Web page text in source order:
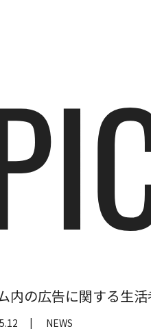
内の広告に関する生
NEWS